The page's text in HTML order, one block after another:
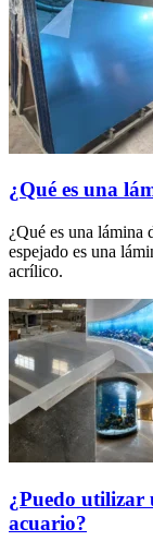
¿Qué es una
¿Qué es una lámina
espejado es una
acrílico.
¿Puedo utilizar
acuario?